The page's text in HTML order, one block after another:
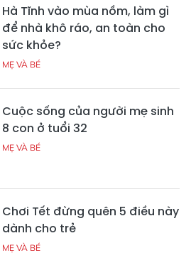
Hà Tĩnh vào mùa nồm, làm gì
để nhà khô ráo, an toàn cho
sức khỏe?
MẸ VÀ BÉ
Cuộc sống của người mẹ sinh
8 con ở tuổi 32
MẸ VÀ BÉ
Chơi Tết đừng quên 5 điều này
dành cho trẻ
MẸ VÀ BÉ